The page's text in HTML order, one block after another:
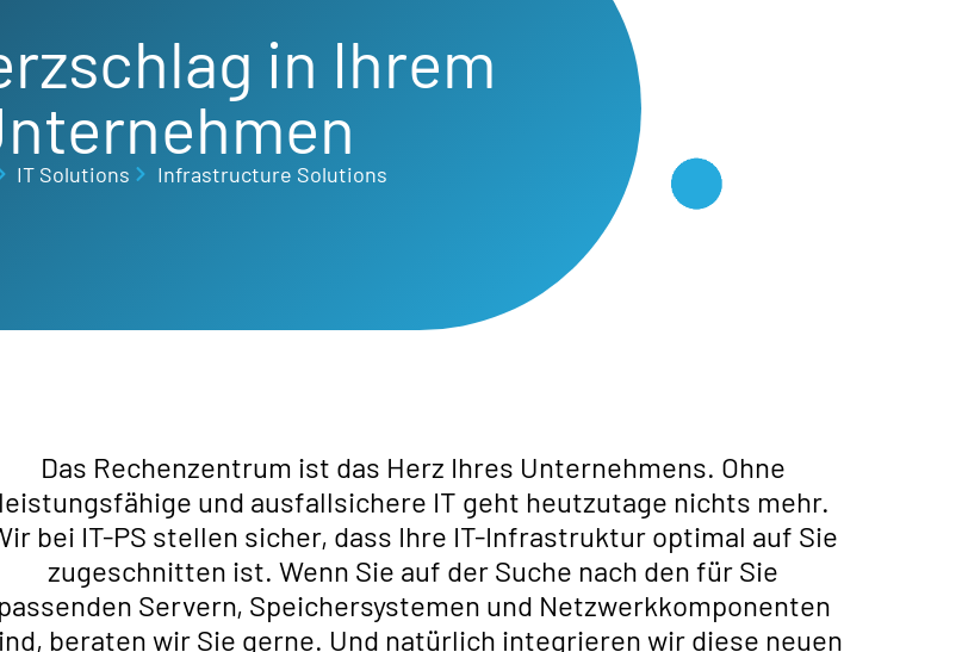
in Ihrem
IT Solutions Infrastructure Solutions
Das Rechenzentrum ist das Herz Ihres Unternehmens. Ohne
leistungsfähige und ausfallsichere IT geht heutzutage nichts mehr.
bei IT-PS stellen sicher, dass Ihre IT-Infrastruktur optimal auf Sie
zugeschnitten ist. Wenn Sie auf der Suche nach den für Sie
passenden Servern, Speichersystemen und Netzwerkkomponenten
beraten wir Sie gerne. Und natürlich integrieren wir diese neuen